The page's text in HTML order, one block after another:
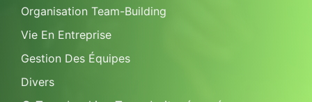
Organisation Team-Building
Vie En Entreprise
Gestion Des Équipes
Divers